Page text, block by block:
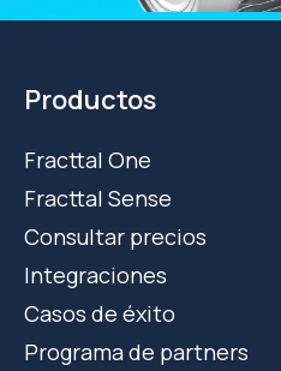
Productos
Fracttal One
Fracttal Sense
Consultar precios
Integraciones
Casos de éxito
Programa de partners